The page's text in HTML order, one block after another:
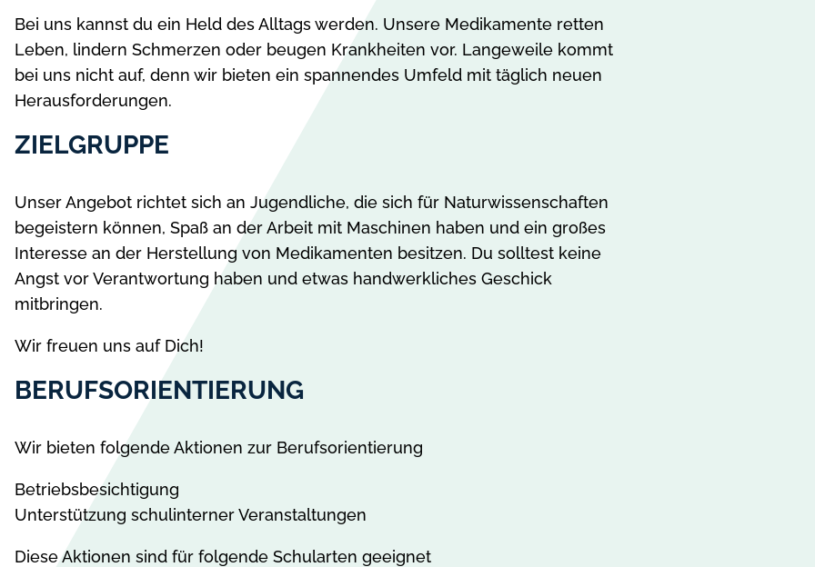
Bei uns kannst du ein Held des Alltags werden. Unsere Medikamente retten
Leben, lindern Schmerzen oder beugen Krankheiten vor. Langeweile kommt
bei uns nicht auf, denn wir bieten ein spannendes Umfeld mit täglich neuen
Herausforderungen.
ZIELGRUPPE
Unser Angebot richtet sich an Jugendliche, die sich für Naturwissenschaften
begeistern können, Spaß an der Arbeit mit Maschinen haben und ein großes
Interesse an der Herstellung von Medikamenten besitzen. Du solltest keine
Angst vor Verantwortung haben und etwas handwerkliches Geschick
mitbringen.
Wir freuen uns auf Dich!
BERUFSORIENTIERUNG
Wir bieten folgende Aktionen zur Berufsorientierung
Betriebsbesichtigung
Unterstützung schulinterner Veranstaltungen
Diese Aktionen sind für folgende Schularten geeignet